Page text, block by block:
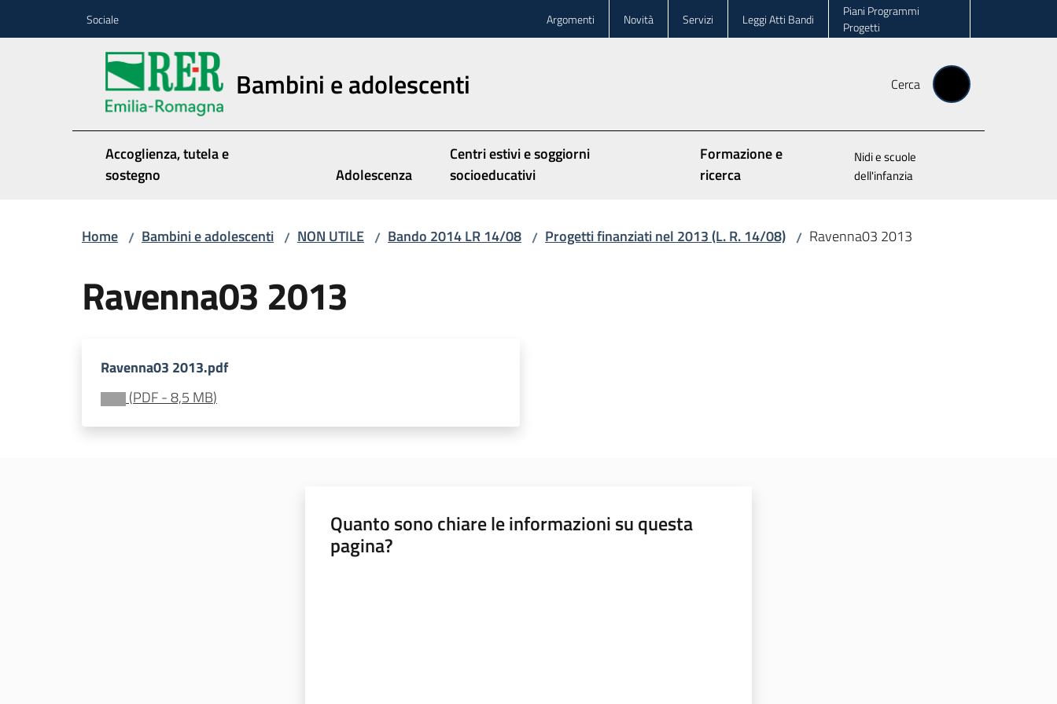
Sociale Argomenti Novità Servizi Leggi Atti Bandi
Piani Programmi
Progetti
Bambini e adolescenti Cerca
Accoglienza, tutela e
sostegno
Adolescenza
Centri estivi e soggiorni
socioeducativi
Formazione e
ricerca
Nidi e scuole
dell'infanzia
Home / Bambini e adolescenti / NON UTILE / Bando 2014 LR 14/08 / Progetti finanziati nel 2013 (L. R. 14/08) / Ravenna03 2013
Ravenna03 2013
Ravenna03 2013.pdf
(PDF-8,5 MB)
Quanto sono chiare le informazioni su questa
pagina?